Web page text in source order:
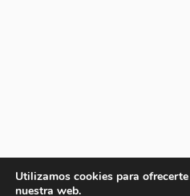
Utilizamos cookies para
nuestra web.